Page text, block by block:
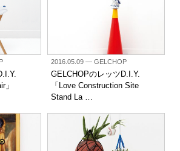
」
2016.05.09— GELCHOP
GELCHOPのレッツD.I.Y.
「Love Construction Site
Stand La …